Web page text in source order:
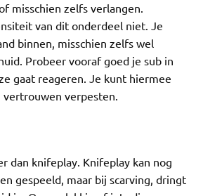
misschien zelfs verlangen.
van dit onderdeel niet. Je
binnen, misschien zelfs wel
Probeer vooraf goed je sub in
gaat reageren. Je kunt hiermee
verpesten.
dan knifeplay. Knifeplay kan nog
gespeeld, maar bij scarving, dringt